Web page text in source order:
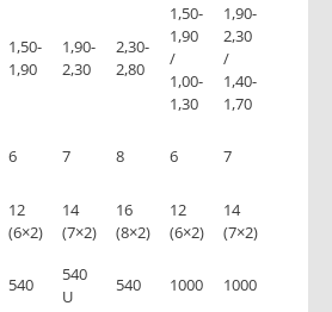
1,50-
1,90
1,90-
2,30
2,30-
2,80
1,50-
1,90
/
1,00-
1,30
1,90-
2,30
/
1,40-
1,70
6 7 8 6 7
12
(6×2)
14
(7×2)
16
(8×2)
12
(6×2)
14
(7×2)
540
540
U
540 1000 1000